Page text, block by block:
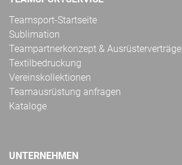
Teamsport-Startseite
Sublimation
Teampartnerkonzept & Ausrüsterverträge
Textilbedruckung
Vereinskollektionen
Teamausrüstung anfragen
Kataloge
UNTERNEHMEN